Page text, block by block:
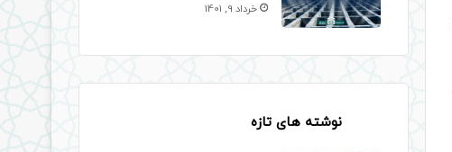
خرداد 9, 1401
نوشته های تازه